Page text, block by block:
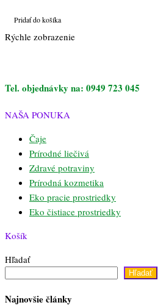
Pridať do košíka
Rýchle zobrazenie
Tel. objednávky na: 0949 723 045
NAŠA PONUKA
Čaje
Prírodné liečivá
Zdravé potraviny
Prírodná kozmetika
Eko pracie prostriedky
Eko čistiace prostriedky
Košík
Hľadať
Hľadať
Najnovšie články